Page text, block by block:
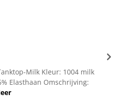
Milk Kleur: 1004 milk
Elasthaan Omschrijving: